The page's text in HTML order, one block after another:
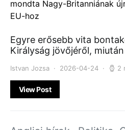
Egyre erősebb vita
Királyság jövőjéről,
Istvan Jozsa 2026-04-24 2
View Post